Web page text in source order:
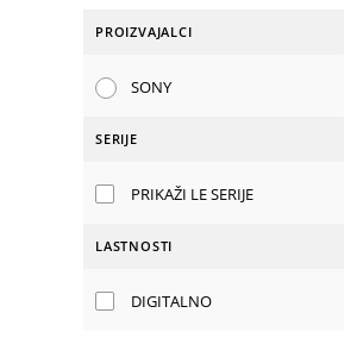
PROIZVAJALCI
SONY
SERIJE
PRIKAŽI LE SERIJE
LASTNOSTI
DIGITALNO